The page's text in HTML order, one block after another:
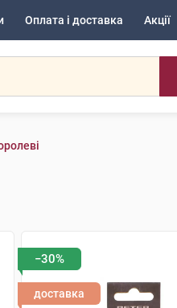
Оплата і доставка Акції
−30%
доставка